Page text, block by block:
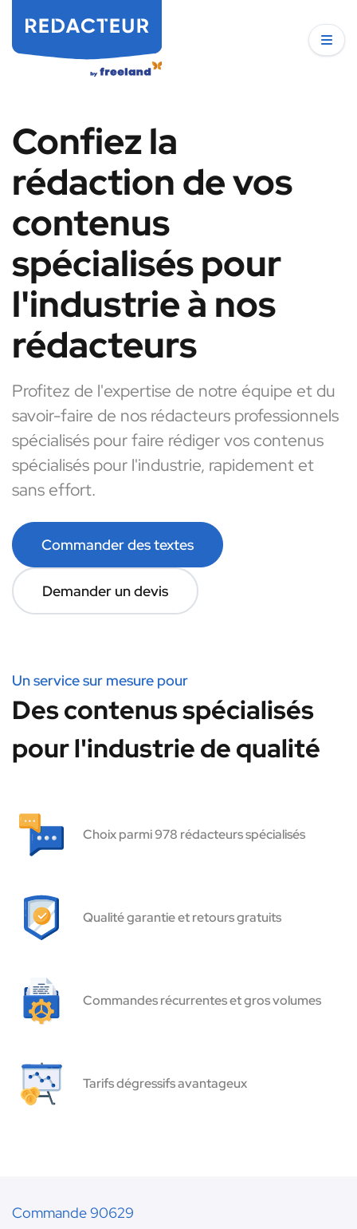
Confiez la
rédaction de vos
contenus
spécialisés pour
l'industrie à nos
rédacteurs
Profitez de l'expertise de notre équipe et du
savoir-faire de nos rédacteurs professionnels
spécialisés pour faire rédiger vos contenus
spécialisés pour l'industrie, rapidement et
sans effort.
Commander des textes
Demander un devis
Un service sur mesure pour
Des contenus spécialisés
pour l'industrie de qualité
Choix parmi 978 rédacteurs spécialisés
Qualité garantie et retours gratuits
Commandes récurrentes et gros volumes
Tarifs dégressifs avantageux
Commande 90629